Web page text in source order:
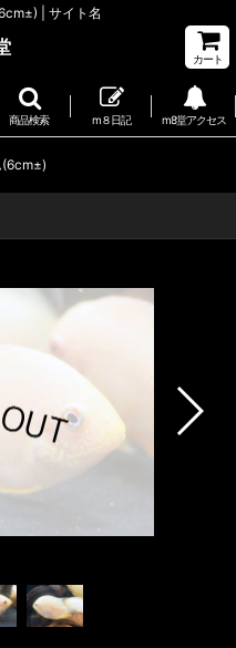
| サイト名
カート
商品検索 m８日記 m8堂アクセス
(6cm±)